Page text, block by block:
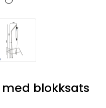
blokksats